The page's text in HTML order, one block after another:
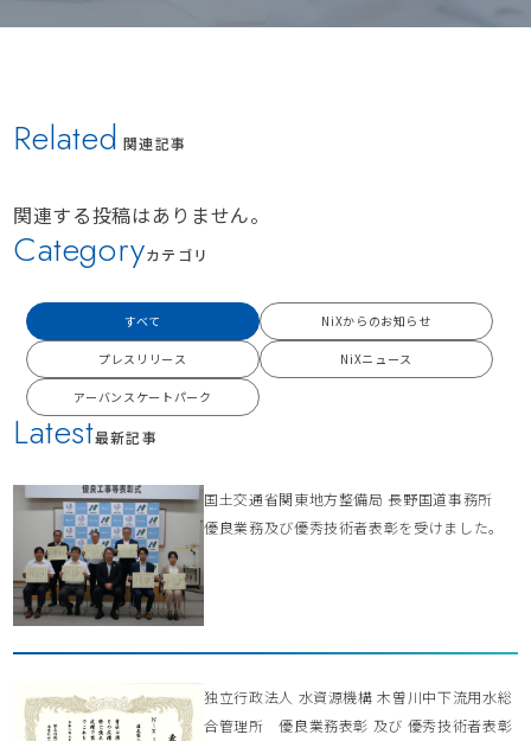
Related 関連記事
関連する投稿はありません。
Latest最新記事
国土交通省関東地方整備局 長野国道事務所
優良業務及び優秀技術者表彰を受けました。
独立行政法人 水資源機構 木曽川中下流用水総
合管理所 優良業務表彰 及び 優秀技術者表彰
Categoryカテゴリ
すべて NiXからのお知らせ
プレスリリース NiXニュース
アーバンスケートパーク